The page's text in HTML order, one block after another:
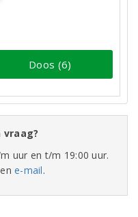
Doos (6)
uur en t/m 19:00 uur.
e-mail.